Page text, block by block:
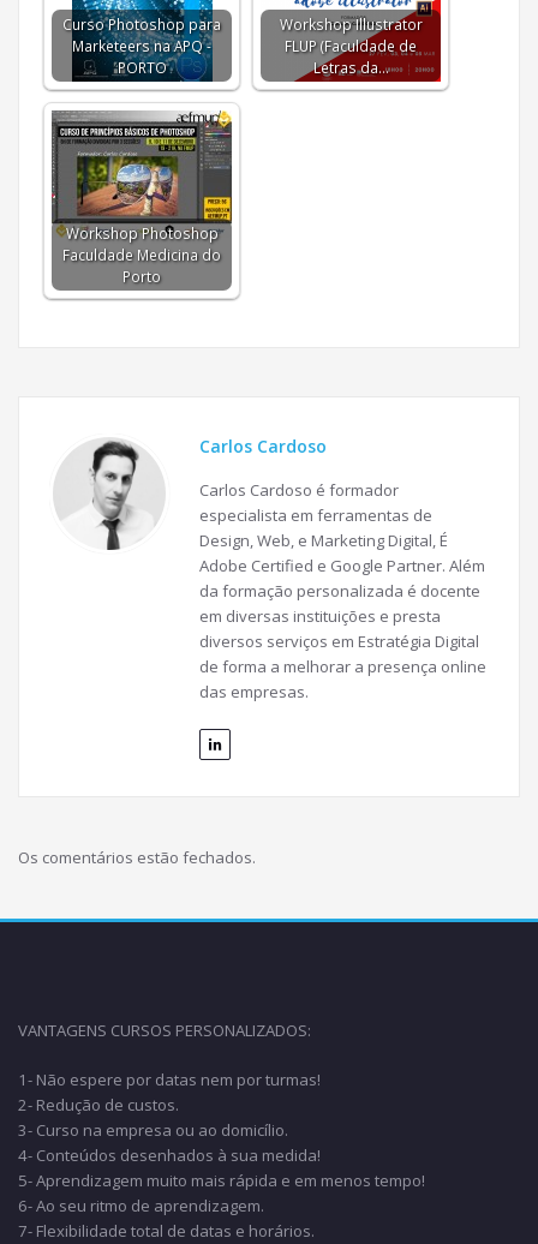
Curso Photoshop para
Marketeers na APQ -
PORTO
Workshop Illustrator
FLUP (Faculdade de
Letras da…
Workshop Photoshop
Faculdade Medicina do
Porto
Carlos Cardoso
Carlos Cardoso é formador
especialista em ferramentas de
Design, Web, e Marketing Digital, É
Adobe Certified e Google Partner. Além
da formação personalizada é docente
em diversas instituições e presta
diversos serviços em Estratégia Digital
de forma a melhorar a presença online
das empresas.
Os comentários estão fechados.
VANTAGENS CURSOS PERSONALIZADOS:
1- Não espere por datas nem por turmas!
2- Redução de custos.
3- Curso na empresa ou ao domicílio.
4- Conteúdos desenhados à sua medida!
5- Aprendizagem muito mais rápida e em menos tempo!
6- Ao seu ritmo de aprendizagem.
7- Flexibilidade total de datas e horários.